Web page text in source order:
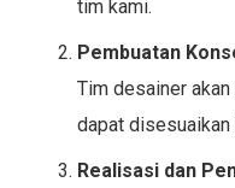
tim kami.
Pembuatan
Tim desainer
dapat disesuaikan
Realisasi dan